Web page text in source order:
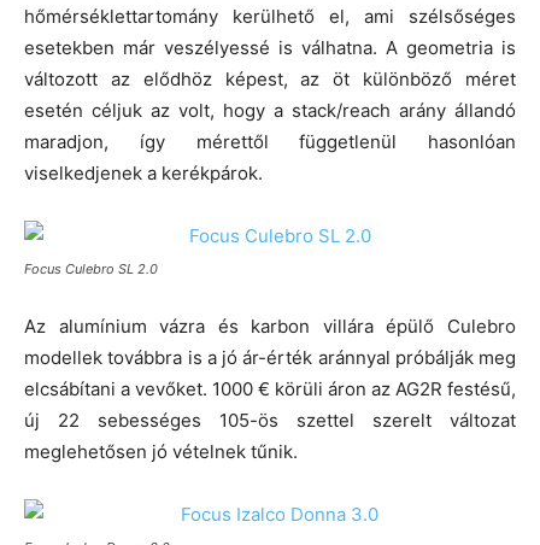
hőmérséklettartomány kerülhető el, ami szélsőséges
esetekben már veszélyessé is válhatna. A geometria is
változott az elődhöz képest, az öt különböző méret
esetén céljuk az volt, hogy a stack/reach arány állandó
maradjon, így mérettől függetlenül hasonlóan
viselkedjenek a kerékpárok.
Focus Culebro SL 2.0
Az alumínium vázra és karbon villára épülő Culebro
modellek továbbra is a jó ár-érték aránnyal próbálják meg
elcsábítani a vevőket. 1000 € körüli áron az AG2R festésű,
új 22 sebességes 105-ös szettel szerelt változat
meglehetősen jó vételnek tűnik.